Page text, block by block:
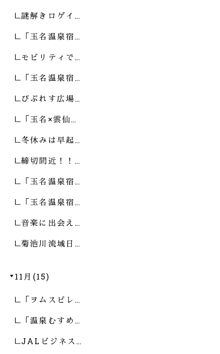
謎解きロゲイ…
「玉名温泉宿…
モビリティで…
「玉名温泉宿…
びぷれす広場…
「玉名×雲仙…
冬休みは早起…
締切間近！！…
「玉名温泉宿…
「玉名温泉宿…
音楽に出会え…
菊池川流域日…
11月(15)
「ヲムスビレ…
「温泉むすめ…
JALビジネス…